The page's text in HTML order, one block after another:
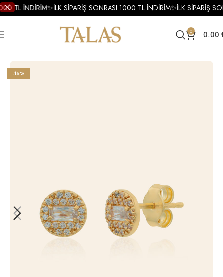
0 0.00
Altın Küpe Altın Minimal Küpe
-16%
TL İNDİRİM✨İLK SİPARİŞ SONRASI 1000 TL İNDİRİM✨İLK SİPARİŞ